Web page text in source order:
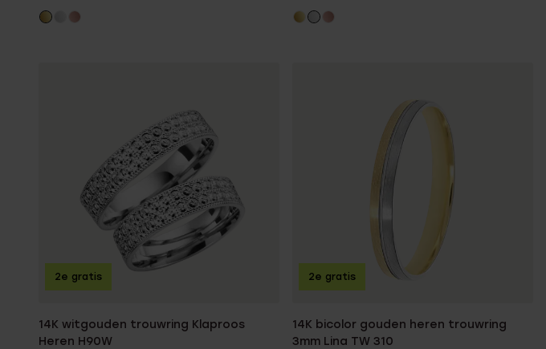
14K witgouden trouwring Klaproos
Heren H90W
2e gratis
14K bicolor gouden heren trouwring
3mm Lina TW 310
2e gratis